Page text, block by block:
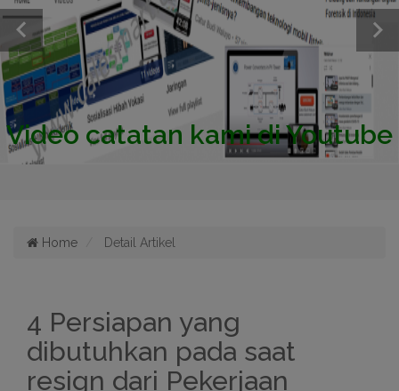
Video catatan kami di Youtube
Home Detail Artikel
4 Persiapan yang
dibutuhkan pada saat
resign dari Pekerjaan